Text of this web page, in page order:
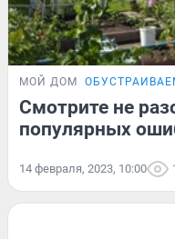
МОЙ ДОМ
Смотрите не
популярных
14 февраля, 2023, 10:00